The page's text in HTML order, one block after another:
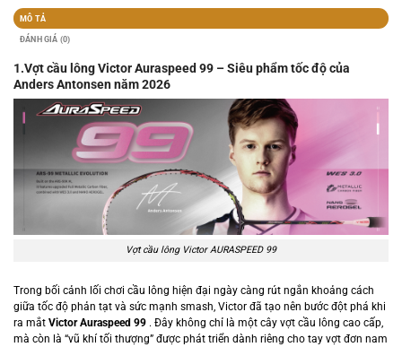
MÔ TẢ
ĐÁNH GIÁ (0)
1.Vợt cầu lông Victor Auraspeed 99 – Siêu phẩm tốc độ của
Anders Antonsennăm 2026
Vợt cầu lông Victor AURASPEED 99
Trong bối cảnh lối chơi cầu lông hiện đại ngày càng rút ngắn khoảng cách
giữa tốc độ phản tạt và sức mạnh smash, Victor đã tạo nên bước đột phá khi
ra mắt Victor Auraspeed 99 . Đây không chỉ là một cây vợt cầu lông cao cấp,
mà còn là “vũ khí tối thượng” được phát triển dành riêng cho tay vợt đơn nam